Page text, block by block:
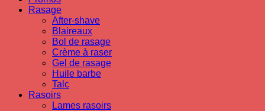
Rasage
After-shave
Blaireaux
Bol de rasage
Crème à raser
Gel de rasage
Huile barbe
Talc
Rasoirs
Lames rasoirs